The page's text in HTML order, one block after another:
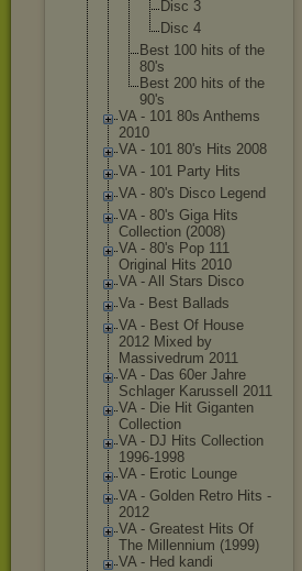
Disc 3
Disc 4
Best 100 hits of the
80's
Best 200 hits of the
90's
VA - 101 80s Anthems
2010
VA - 101 80's Hits 2008
VA - 101 Party Hits
VA - 80's Disco Legend
VA - 80's Giga Hits
Collection (2008)
VA - 80's Pop 111
Original Hits 2010
VA - All Stars Disco
Va - Best Ballads
VA - Best Of House
2012 Mixed by
Massivedrum 2011
VA - Das 60er Jahre
Schlager Karussell 2011
VA - Die Hit Giganten
Collection
VA - DJ Hits Collection
1996-1998
VA - Erotic Lounge
VA - Golden Retro Hits -
2012
VA - Greatest Hits Of
The Millennium (1999)
VA - Hed kandi